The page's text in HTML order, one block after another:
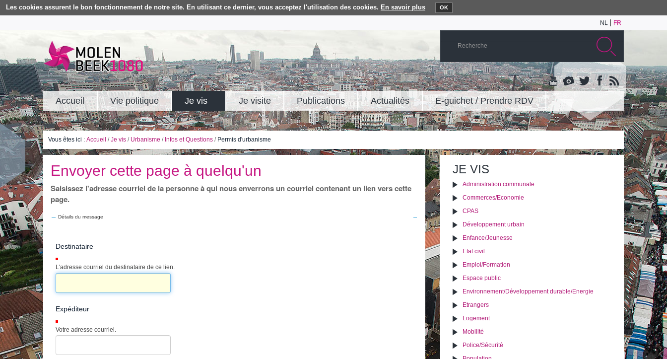
Les cookies assurent le bon fonctionnement de notre site. En utilisant ce dernier, vous acceptez l'utilisation des cookies. En savoir plus OK
NL FR
Accueil Vie politique Je vis Je visite Publications Actualités E-guichet / Prendre RDV
Vous êtes ici : Accueil /Je vis / Urbanisme / Infos et Questions / Permis d'urbanisme
Envoyer cette page à quelqu'un
Saisissez l'adresse courriel de la personne à qui nous enverrons un courriel contenant un lien vers cette
page.
Détails du message
Destinataire
L'adresse courriel du destinataire de ce lien.
Expéditeur
Votre adresse courriel.
JE VIS
Administration communale
Commerces/Economie
CPAS
Développement urbain
Enfance/Jeunesse
Etat civil
Emploi/Formation
Espace public
Environnement/Développement durable/Energie
Etrangers
Logement
Mobilité
Police/Sécurité